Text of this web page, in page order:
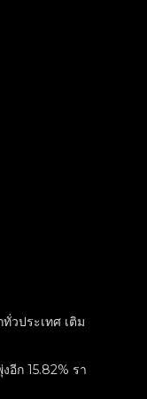
วประเทศ เติม
อีก 15.82% รา